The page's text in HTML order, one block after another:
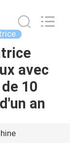
avec
10
an